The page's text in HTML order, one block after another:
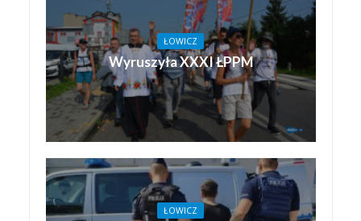
ŁOWICZ
Wyruszyła XXXI ŁPPM
ŁOWICZ